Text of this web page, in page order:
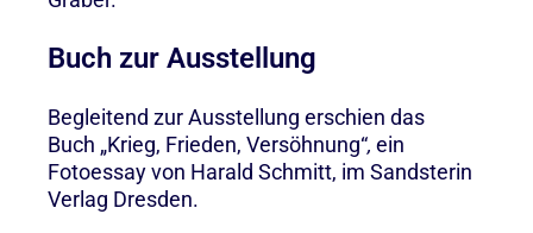
Buch zur Ausstellung
Begleitend zur Ausstellung erschien das
Buch „Krieg, Frieden, Versöhnung“, ein
Fotoessay von Harald Schmitt, im Sandsterin
Verlag Dresden.